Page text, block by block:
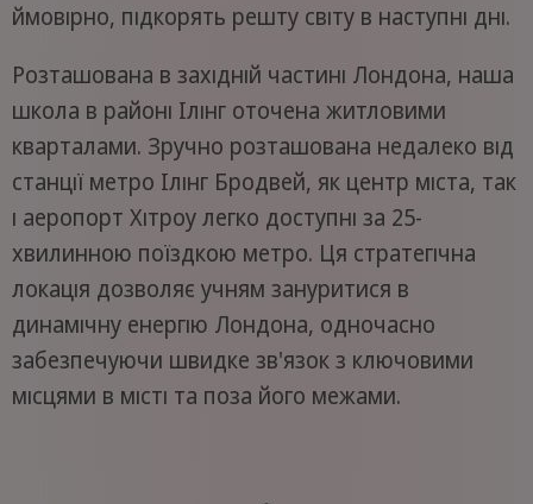
ймовірно, підкорять решту світу в наступні дні.
Розташована в західній частині Лондона, наша
школа в районі Ілінг оточена житловими
кварталами. Зручно розташована недалеко від
станції метро Ілінг Бродвей, як центр міста, так
і аеропорт Хітроу легко доступні за 25-
хвилинною поїздкою метро. Ця стратегічна
локація дозволяє учням зануритися в
динамічну енергію Лондона, одночасно
забезпечуючи швидке зв'язок з ключовими
місцями в місті та поза його межами.